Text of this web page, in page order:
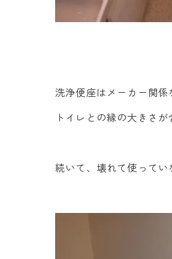
洗浄便座はメーカー関係
トイレとの縁の大きさ
続いて、壊れて使って